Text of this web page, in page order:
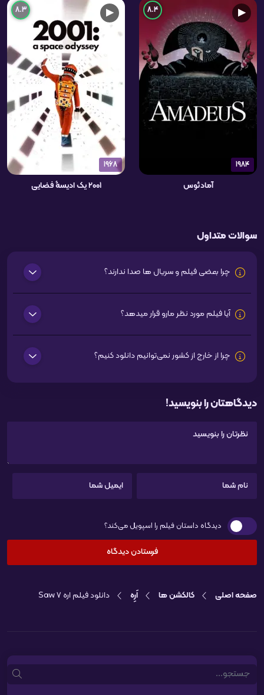
1984
▶
8.4
آمادئوس
1968
▶
8.3
۲۰۰۱ یک ادیسۀ فضایی
سوالات متداول
چرا بعضی فیلم و سریال ها صدا ندارند؟
آیا فیلم مورد نظر مارو قرار میدهد؟
چرا از خارج از کشور نمی‌توانیم دانلود کنیم؟
دیدگاهتان را بنویسید!
دیدگاه داستان فیلم را اسپویل می‌کند؟
صفحه اصلی کالکشن ها اَرِه دانلود فیلم اره 7 Saw
Search